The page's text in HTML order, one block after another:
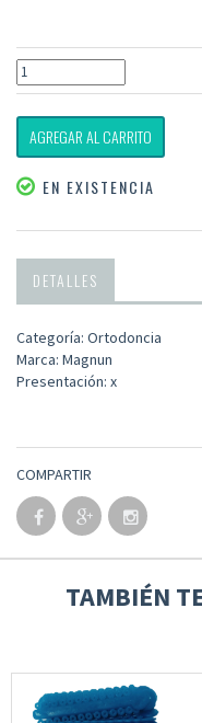
AGREGAR AL CARRITO
EN EXISTENCIA
DETALLES
Categoría: Ortodoncia
Marca: Magnun
Presentación: x
COMPARTIR
TAMBIÉN